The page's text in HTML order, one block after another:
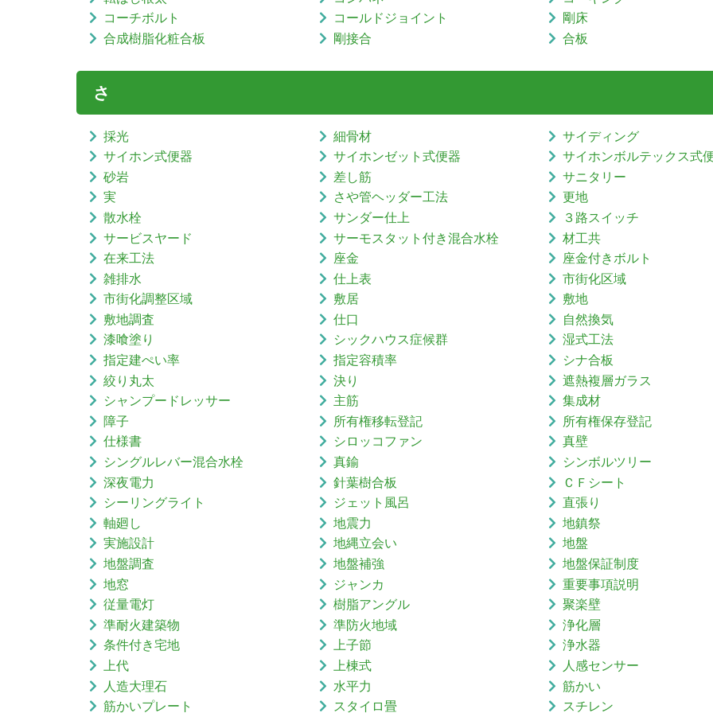
コーチボルト
コールドジョイント
剛床
合成樹脂化粧合板
剛接合 合板
さ
採光 細骨材
サイディング
サイホン式便器
サイホンゼット式便器
サイホンボルテックス式
砂岩
差し筋
サニタリー
実
さや管ヘッダー工法
更地
散水栓
サンダー仕上
３路スイッチ
サービスヤード
サーモスタット付き混合水栓
材工共
在来工法
座金
座金付きボルト
雑排水
仕上表
市街化区域
市街化調整区域
敷居
敷地
敷地調査
仕口
自然換気
漆喰塗り
シックハウス症候群
湿式工法
指定建ぺい率
指定容積率
シナ合板
絞り丸太
決り
遮熱複層ガラス
シャンプードレッサー
主筋
集成材
障子
所有権移転登記
所有権保存登記
仕様書
シロッコファン
真壁
シングルレバー混合水栓
真鍮
シンボルツリー
深夜電力
針葉樹合板
ＣＦシート
シーリングライト
ジェット風呂
直張り
軸廻し
地震力
地鎮祭
実施設計
地縄立会い
地盤
地盤調査
地盤補強
地盤保証制度
地窓
ジャンカ
重要事項説明
従量電灯
樹脂アングル
聚楽壁
準耐火建築物
準防火地域
浄化層
条件付き宅地
上子節
浄水器
上代
上棟式
人感センサー
人造大理石
水平力
筋かい
筋かいプレート
スタイロ畳 スチレン